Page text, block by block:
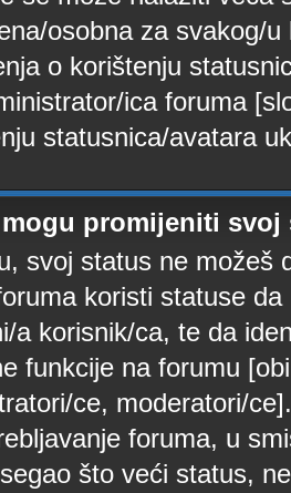
osobna za svakog/
o korištenju
ica foruma
statusnica/avatara
mogu promijeniti svoj
svoj status ne možeš
koristi statuse
a korisnik/ca, te da
funkcije na forumu
ce, moderatori/ce].
foruma, u
što veći status,